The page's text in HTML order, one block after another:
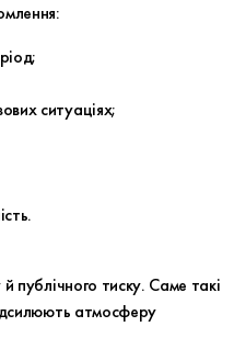
ситуаціях;
публічного тиску. Саме такі
атмосферу